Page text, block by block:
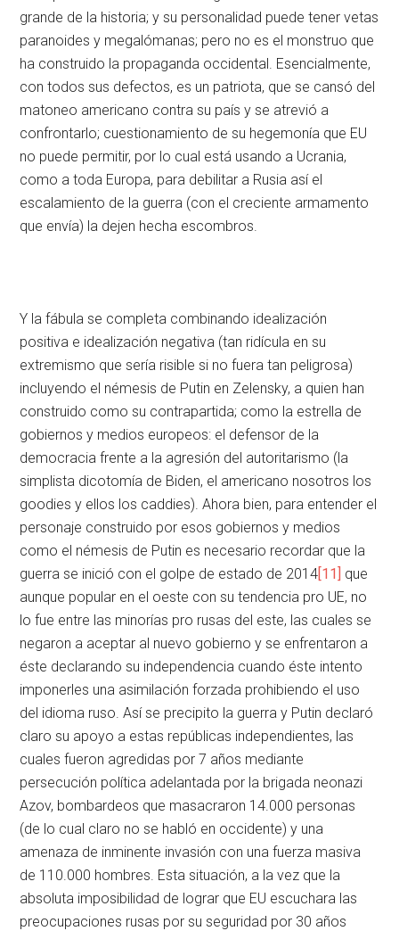
grande de la historia; y su personalidad puede tener vetas
paranoides y megalómanas; pero no es el monstruo que
ha construido la propaganda occidental. Esencialmente,
con todos sus defectos, es un patriota, que se cansó del
matoneo americano contra su país y se atrevió a
confrontarlo; cuestionamiento de su hegemonía que EU
no puede permitir, por lo cual está usando a Ucrania,
como a toda Europa, para debilitar a Rusia así el
escalamiento de la guerra (con el creciente armamento
que envía) la dejen hecha escombros.
Y la fábula se completa combinando idealización
positiva e idealización negativa (tan ridícula en su
extremismo que sería risible si no fuera tan peligrosa)
incluyendo el némesis de Putin en Zelensky, a quien han
construido como su contrapartida; como la estrella de
gobiernos y medios europeos: el defensor de la
democracia frente a la agresión del autoritarismo (la
simplista dicotomía de Biden, el americano nosotros los
goodies y ellos los caddies). Ahora bien, para entender el
personaje construido por esos gobiernos y medios
como el némesis de Putin es necesario recordar que la
guerra se inició con el golpe de estado de 2014[11] que
aunque popular en el oeste con su tendencia pro UE, no
lo fue entre las minorías pro rusas del este, las cuales se
negaron a aceptar al nuevo gobierno y se enfrentaron a
éste declarando su independencia cuando éste intento
imponerles una asimilación forzada prohibiendo el uso
del idioma ruso. Así se precipito la guerra y Putin declaró
claro su apoyo a estas repúblicas independientes, las
cuales fueron agredidas por 7 años mediante
persecución política adelantada por la brigada neonazi
Azov, bombardeos que masacraron 14.000 personas
(de lo cual claro no se habló en occidente) y una
amenaza de inminente invasión con una fuerza masiva
de 110.000 hombres. Esta situación, a la vez que la
absoluta imposibilidad de lograr que EU escuchara las
preocupaciones rusas por su seguridad por 30 años